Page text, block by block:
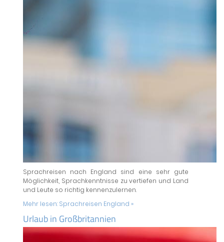
Sprachreisen nach England sind eine sehr gute
Möglichkeit, Sprachkenntnisse zu vertiefen und Land
und Leute so richtig kennenzulernen.
Mehr lesen: Sprachreisen England »
Urlaub in Großbritannien